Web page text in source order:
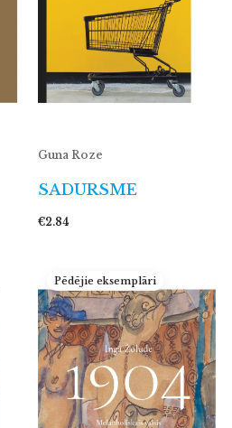
Guna Roze
SADURSME
€2.84
Pēdējie eksemplāri